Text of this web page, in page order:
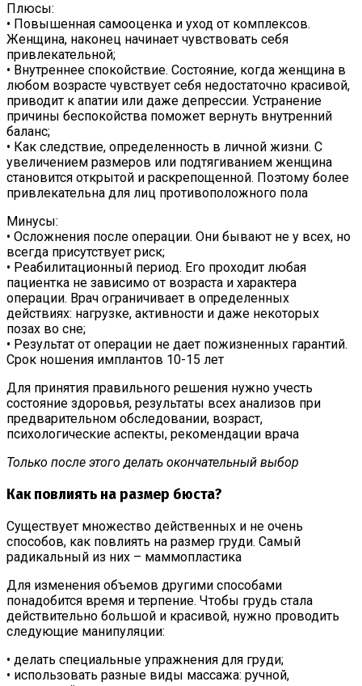
Плюсы:
• Повышенная самооценка и уход от комплексов.
Женщина, наконец начинает чувствовать себя
привлекательной;
• Внутреннее спокойствие. Состояние, когда женщина в
любом возрасте чувствует себя недостаточно красивой,
приводит к апатии или даже депрессии. Устранение
причины беспокойства поможет вернуть внутренний
баланс;
• Как следствие, определенность в личной жизни. С
увеличением размеров или подтягиванием женщина
становится открытой и раскрепощенной. Поэтому более
привлекательна для лиц противоположного пола
Минусы:
• Осложнения после операции. Они бывают не у всех, но
всегда присутствует риск;
• Реабилитационный период. Его проходит любая
пациентка не зависимо от возраста и характера
операции. Врач ограничивает в определенных
действиях: нагрузке, активности и даже некоторых
позах во сне;
• Результат от операции не дает пожизненных гарантий.
Срок ношения имплантов 10-15 лет
Для принятия правильного решения нужно учесть
состояние здоровья, результаты всех анализов при
предварительном обследовании, возраст,
психологические аспекты, рекомендации врача
Только после этого делать окончательный выбор
Как повлиять на размер бюста?
Существует множество действенных и не очень
способов, как повлиять на размер груди. Самый
радикальный из них – маммопластика
Для изменения объемов другими способами
понадобится время и терпение. Чтобы грудь стала
действительно большой и красивой, нужно проводить
следующие манипуляции:
• делать специальные упражнения для груди;
• использовать разные виды массажа: ручной,